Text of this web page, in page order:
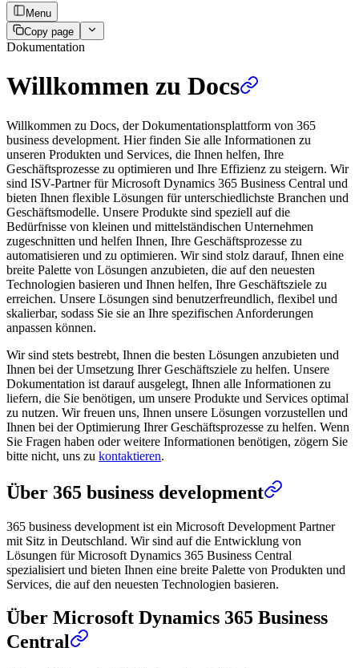
Menu
Copy page
Dokumentation
Willkommen zu Docs
Willkommen zu Docs, der Dokumentationsplattform von 365
business development. Hier finden Sie alle Informationen zu
unseren Produkten und Services, die Ihnen helfen, Ihre
Geschäftsprozesse zu optimieren und Ihre Effizienz zu steigern. Wir
sind ISV-Partner für Microsoft Dynamics 365 Business Central und
bieten Ihnen flexible Lösungen für unterschiedlichste Branchen und
Geschäftsmodelle. Unsere Produkte sind speziell auf die
Bedürfnisse von kleinen und mittelständischen Unternehmen
zugeschnitten und helfen Ihnen, Ihre Geschäftsprozesse zu
automatisieren und zu optimieren. Wir sind stolz darauf, Ihnen eine
breite Palette von Lösungen anzubieten, die auf den neuesten
Technologien basieren und Ihnen helfen, Ihre Geschäftsziele zu
erreichen. Unsere Lösungen sind benutzerfreundlich, flexibel und
skalierbar, sodass Sie sie an Ihre spezifischen Anforderungen
anpassen können.
Wir sind stets bestrebt, Ihnen die besten Lösungen anzubieten und
Ihnen bei der Umsetzung Ihrer Geschäftsziele zu helfen. Unsere
Dokumentation ist darauf ausgelegt, Ihnen alle Informationen zu
liefern, die Sie benötigen, um unsere Produkte und Services optimal
zu nutzen. Wir freuen uns, Ihnen unsere Lösungen vorzustellen und
Ihnen bei der Optimierung Ihrer Geschäftsprozesse zu helfen. Wenn
Sie Fragen haben oder weitere Informationen benötigen, zögern Sie
bitte nicht, uns zu kontaktieren.
Über 365 business development
365 business development ist ein Microsoft Development Partner
mit Sitz in Deutschland. Wir sind auf die Entwicklung von
Lösungen für Microsoft Dynamics 365 Business Central
spezialisiert und bieten Ihnen eine breite Palette von Produkten und
Services, die auf den neuesten Technologien basieren.
Über Microsoft Dynamics 365 Business
Central